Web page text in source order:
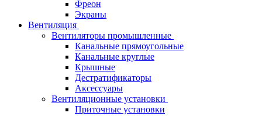
Фреон
Экраны
Вентиляция
Вентиляторы промышленные
Канальные прямоугольные
Канальные круглые
Крышные
Дестратификаторы
Аксессуары
Вентиляционные установки
Приточные установки